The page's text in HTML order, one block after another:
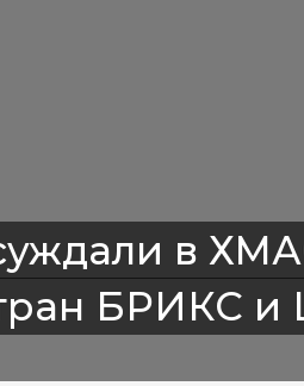
в
БРИКС